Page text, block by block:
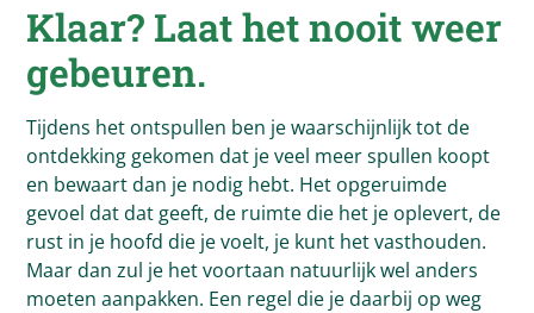
Klaar? Laat het nooit weer
gebeuren.
Tijdens het ontspullen ben je waarschijnlijk tot de
ontdekking gekomen dat je veel meer spullen koopt
en bewaart dan je nodig hebt. Het opgeruimde
gevoel dat dat geeft, de ruimte die het je oplevert, de
rust in je hoofd die je voelt, je kunt het vasthouden.
Maar dan zul je het voortaan natuurlijk wel anders
moeten aanpakken. Een regel die je daarbij op weg